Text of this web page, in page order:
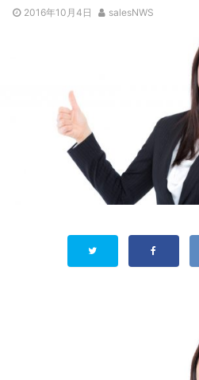
2016年10月4日 salesNWS